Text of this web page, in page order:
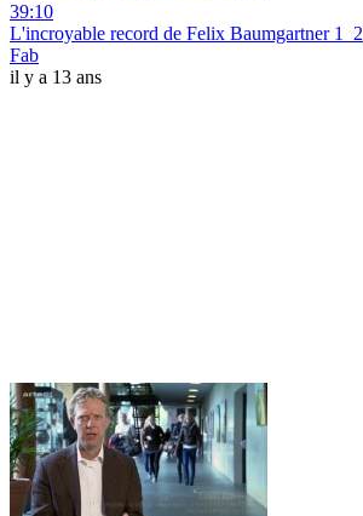
39:10
L'incroyable record de Felix Baumgartner 1_2
Fab
il y a 13 ans